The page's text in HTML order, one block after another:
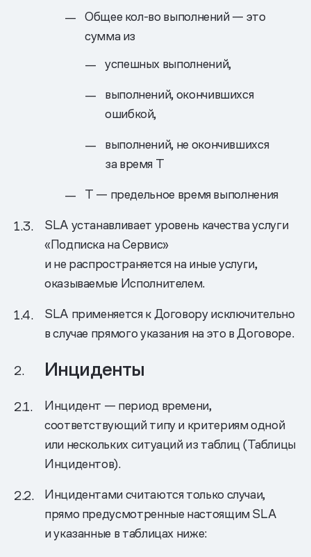
Общее кол-во выполнений — это
сумма из
успешных выполнений,
выполнений, окончившихся
ошибкой,
выполнений, не окончившихся
за время T
T — предельное время выполнения
SLA устанавливает уровень качества услуги
«Подписка на Сервис»
и не распространяется на иные услуги,
оказываемые Исполнителем.
SLA применяется к Договору исключительно
в случае прямого указания на это в Договоре.
Инциденты
Инцидент — период времени,
соответствующий типу и критериям одной
или нескольких ситуаций из таблиц (Таблицы
Инцидентов).
Инцидентами считаются только случаи,
прямо предусмотренные настоящим SLA
и указанные в таблицах ниже: